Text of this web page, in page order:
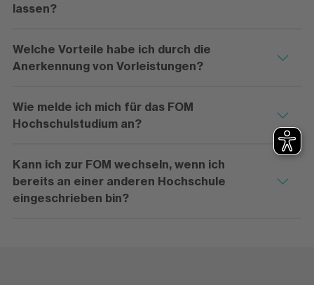
lassen?
Welche Vorteile habe ich durch die
Anerkennung von Vorleistungen?
Wie melde ich mich für das FOM
Hochschulstudium an?
Kann ich zur FOM wechseln, wenn ich
bereits an einer anderen Hochschule
eingeschrieben bin?